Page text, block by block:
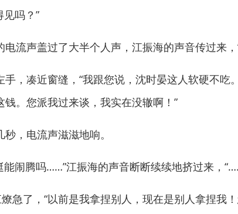
吗？”
流声盖过了大半个人声，江振海的声音传过来
凑近窗缝，“我跟您说，沈时晏这人软硬不吃
。您派我过来谈，我实在没辙啊！”
，电流声滋滋地响。
闹腾吗……”江振海的声音断断续续地挤过来，
了，“以前是我拿捏别人，现在是别人拿捏我